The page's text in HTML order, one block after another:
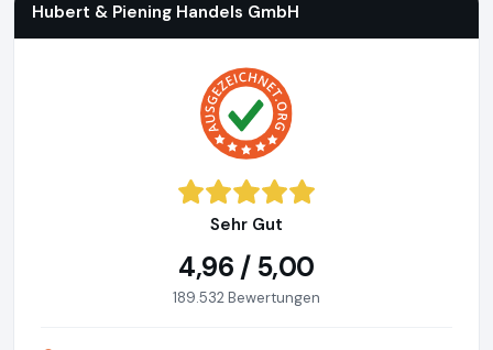
Hubert & Piening Handels GmbH
Sehr Gut
4,96 / 5,00
189.532 Bewertungen